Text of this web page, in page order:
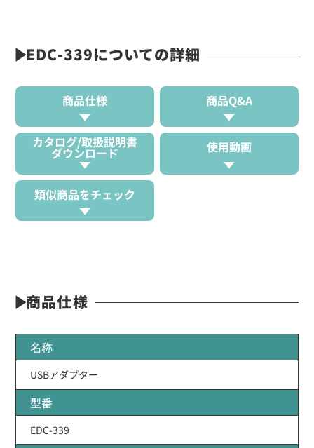
EDC-339についての詳細
商品仕様 商品Q&A
カタログ/取扱説明書
ダウンロード 使用動画
類似商品をチェック
商品仕様
名称
USBアダプター
型番
EDC-339